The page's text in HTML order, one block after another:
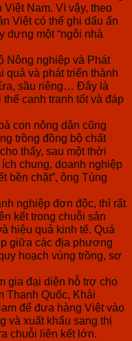
Nam. Vì vậy, theo
Việt có thể ghi dấu ấn
dựng một “ngôi nhà
Nông nghiệp và Phát
quả và phát triển thành
sầu riêng… Đây là
cạnh tranh tốt và đáp
con nông dân cũng
trồng đồng bộ chất
thấy, sau một thời
chung, doanh nghiệp
bền chặt”, ông Tùng
nghiệp đơn độc, thì rất
kết trong chuỗi sản
hiệu quả kinh tế. Quá
giữa các địa phương
hoạch vùng trồng, sơ
gia đại diện hỗ trợ cho
Thanh Quốc, Khải
để đưa hàng Việt vào
và xuất khẩu sang thị
chuỗi liên kết lớn.